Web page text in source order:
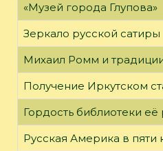
«Музей города Глупова»
Зеркало русской сатиры
Михаил Ромм и
Получение Иркутском
Гордость библиотеки
Русская Америка в пяти